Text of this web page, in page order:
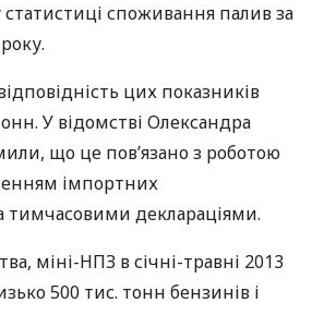
споживання палив за
цих показників
У відомстві Олександра
що це пов’язано з роботою
імпортних
тимчасовими деклараціями.
міні-НПЗ в січні-травні 2013
500 тис. тонн бензинів і